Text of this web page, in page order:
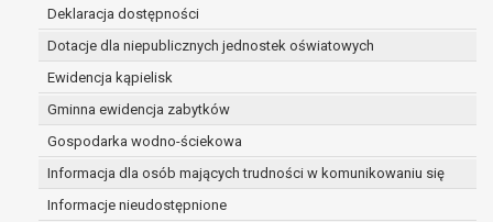
Deklaracja dostępności
Dotacje dla niepublicznych jednostek oświatowych
Ewidencja kąpielisk
Gminna ewidencja zabytków
Gospodarka wodno-ściekowa
Informacja dla osób mających trudności w komunikowaniu się
Informacje nieudostępnione
na podstawie zgody osoby, której dane dotyczą
przetwarzanie odbywa się do czasu wycofania tej
zgody.
W przypadku, gdy dane osobowe przetwarzane są
w celu zawarcia i realizacji umowy przetwarzanie
odbywa się przez okres niezbędny do realizacji
zawartej umowy, a po tym czasie w zakresie
wymaganym przez przepisy prawa lub dla
zabezpieczenia ewentualnych roszczeń, a w